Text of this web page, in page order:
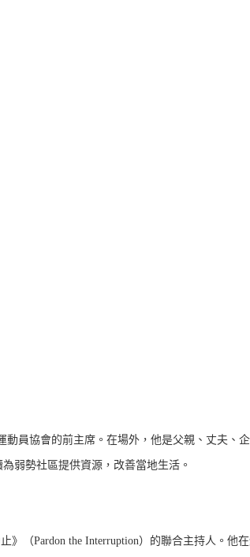
員協會的前主席。在場外，他是父親、丈夫、
弱勢社區提供資源，改善當地生活。
（Pardon the Interruption）的聯合主持人。他